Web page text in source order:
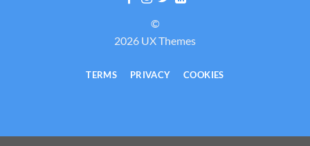
©
2026 UX Themes
TERMS PRIVACY COOKIES